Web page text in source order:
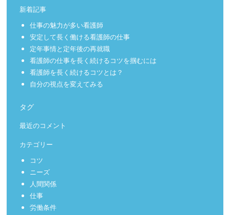
新着記事
仕事の魅力が多い看護師
安定して長く働ける看護師の仕事
定年事情と定年後の再就職
看護師の仕事を長く続けるコツを掴むには
看護師を長く続けるコツとは？
自分の視点を変えてみる
タグ
最近のコメント
カテゴリー
コツ
ニーズ
人間関係
仕事
労働条件